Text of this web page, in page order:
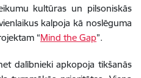
kultūras un pilsoniskās
kalpoja kā noslēguma
“Mind the Gap”.
dalībnieki apkopoja tikšanās